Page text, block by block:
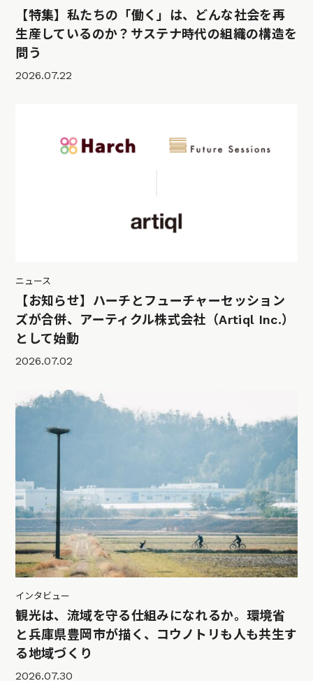
【特集】私たちの「働く」は、どんな社会を再
生産しているのか？サステナ時代の組織の構造を
問う
2026.07.22
ニュース
【お知らせ】ハーチとフューチャーセッション
ズが合併、アーティクル株式会社（Artiql Inc.）
として始動
2026.07.02
インタビュー
観光は、流域を守る仕組みになれるか。環境省
と兵庫県豊岡市が描く、コウノトリも人も共生す
る地域づくり
2026.07.30